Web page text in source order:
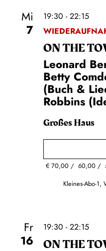
Mi
7
19:30 - 22:15
ON THE
Leonard
Betty
(Buch &
Robbins
Großes Haus
€ 70,00 60,00
Kleines-Abo-1,
Fr
16
19:30 - 22:15
ON THE